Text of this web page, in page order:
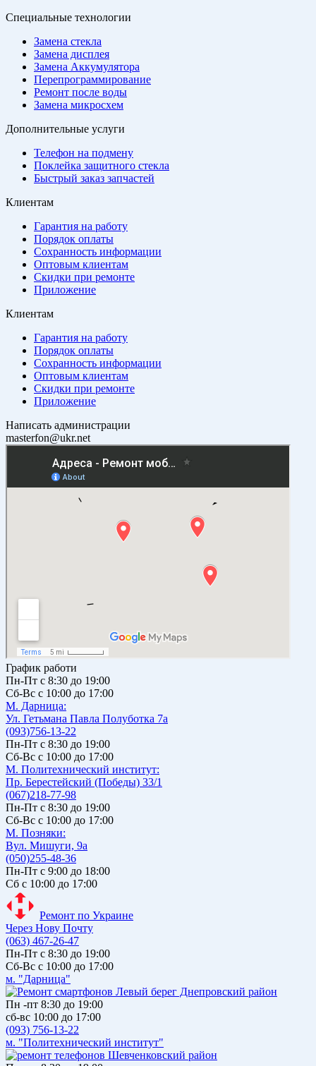
Специальные технологии
Замена стекла
Замена дисплея
Замена Аккумулятора
Перепрограммирование
Ремонт после воды
Замена микросхем
Дополнительные услуги
Телефон на подмену
Поклейка защитного стекла
Быстрый заказ запчастей
Клиентам
Гарантия на работу
Порядок оплаты
Сохранность информации
Оптовым клиентам
Скидки при ремонте
Приложение
Клиентам
Гарантия на работу
Порядок оплаты
Сохранность информации
Оптовым клиентам
Скидки при ремонте
Приложение
Написать администрации
masterfon@ukr.net
График работи
Пн-Пт с 8:30 до 19:00
Сб-Вс с 10:00 до 17:00
М. Дарницa:
Ул. Гетьмана Павла Полуботка 7а
(093)756-13-22
Пн-Пт с 8:30 до 19:00
Сб-Вс с 10:00 до 17:00
М. Политехнический институт:
Пр. Берестейский (Победы) 33/1
(067)218-77-98
Пн-Пт с 8:30 до 19:00
Сб-Вс с 10:00 до 17:00
М. Позняки:
Вул. Мишуги, 9а
(050)255-48-36
Пн-Пт с 9:00 до 18:00
Сб с 10:00 до 17:00
Ремонт по Украине
Через Нову Почту
(063) 467-26-47
Пн-Пт с 8:30 до 19:00
Сб-Вс с 10:00 до 17:00
м. "Дарница"
Пн -пт 8:30 до 19:00
сб-вс 10:00 до 17:00
(093) 756-13-22
м. "Политехнический институт"